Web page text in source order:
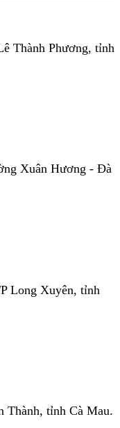
Thành Phương, tỉnh
Xuân Hương - Đà
Long Xuyên, tỉnh
Thành, tỉnh Cà Mau.